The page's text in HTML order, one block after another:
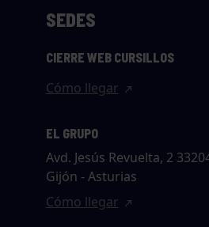
SEDES
CIERRE WEB CURSILLOS
Cómo llegar
EL GRUPO
Avd. Jesús Revuelta, 2
Gijón - Asturias
Cómo llegar